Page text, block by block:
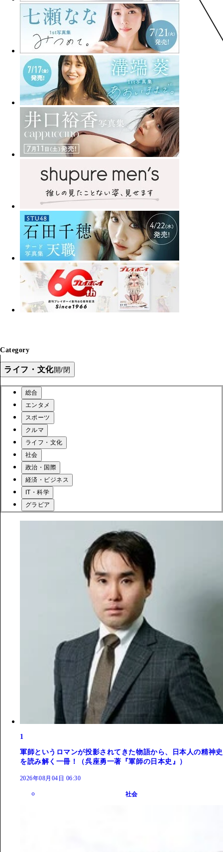
Category
ライフ・文化開/閉
総合
エンタメ
スポーツ
クルマ
ライフ・文化
社会
政治・国際
経済・ビジネス
IT・科学
グラビア
1
軍師というロマンが投影されてきた物語から、日本人の精神史
を読み解く一冊！（呉座勇一著『軍師の日本史』）
2026年08月04日 06:30
社会